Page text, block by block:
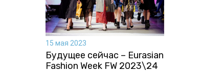
15 мая 2023
Будущее сейчас – Eurasian
Fashion Week FW 2023\24